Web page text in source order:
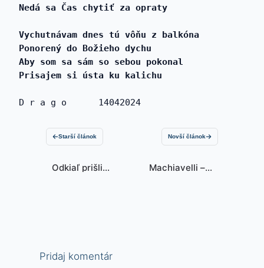
Nedá sa Čas chytiť za opraty
Vychutnávam dnes tú vôňu z balkóna
Ponorený do Božieho dychu
Aby som sa sám so sebou pokonal
Prisajem si ústa ku kalichu
D r a g o      14042024
Starší článok
Odkiaľ prišli
Novší článok
Machiavelli – z
Pridaj komentár